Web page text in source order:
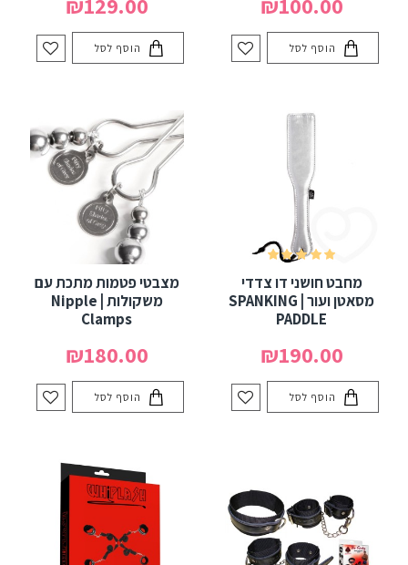
₪100.00
הוסף לסל
₪129.00
הוסף לסל
מחבט חושני דו צדדי
מסאטן ועור | SPANKING
PADDLE
₪190.00
הוסף לסל
מצבטי פטמות מתכת עם
משקולות | Nipple
Clamps
₪180.00
הוסף לסל